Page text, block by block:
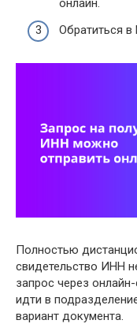
онлайн.
Обратиться
Полностью
свидетельство ИНН
запрос через
идти в
вариант документа.